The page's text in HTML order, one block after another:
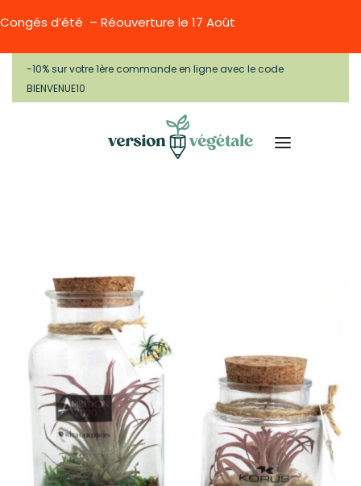
Congés d’été – Réouverture le 17 Août
-10% sur votre 1ère commande en ligne avec le code
BIENVENUE10